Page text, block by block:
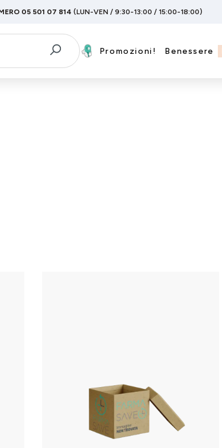
05 501 07 814 (LUN-VEN / 9:30-13:00 / 15:00-18:00)
Promozioni! Benessere